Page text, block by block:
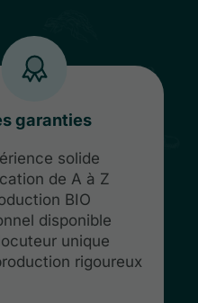
garanties
solide
de A à Z
BIO
disponible
unique
rigoureux